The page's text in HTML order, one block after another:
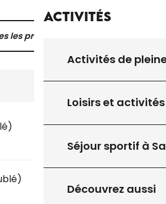
Activités
Activités de
Loisirs et activités
Séjour sportif à
Découvrez aussi
les prestations